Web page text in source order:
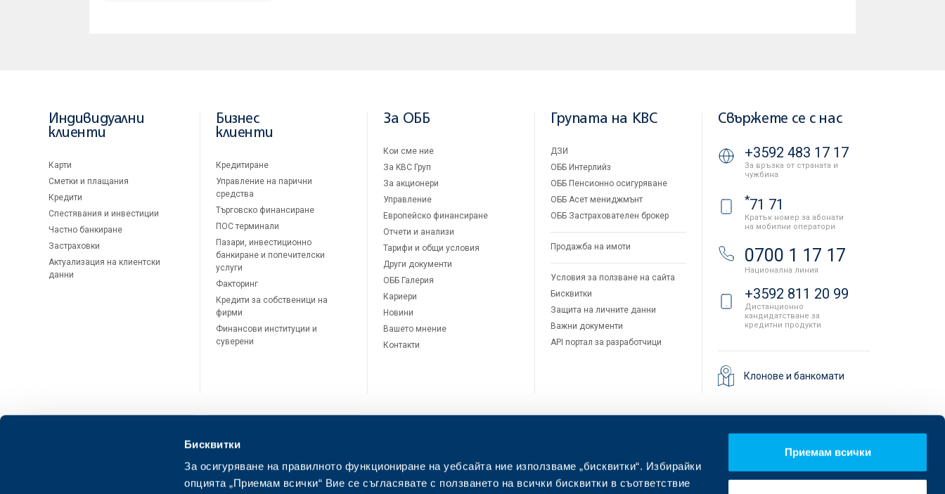
Бисквитки
За осигуряване на правилното функциониране на уебсайта ние използваме „бисквитки“. Избирайки
опцията „Приемам всички“ Вие се съгласявате с ползването на всички бисквитки в съответствие
Приемам всички
Индивидуални
клиенти
Карти
Сметки и плащания
Кредити
Спестявания и инвестиции
Частно банкиране
Застраховки
Актуализация на клиентски
данни
Бизнес
клиенти
Кредитиране
Управление на парични
средства
Търговско финансиране
ПОС терминали
Пазари, инвестиционно
банкиране и попечителски
услуги
Факторинг
Кредити за собственици на
фирми
Финансови институции и
суверени
За ОББ
Кои сме ние
За KBC Груп
За акционери
Управление
Европейско финансиране
Отчети и анализи
Тарифи и общи условия
Други документи
ОББ Галерия
Кариери
Новини
Вашето мнение
Контакти
Групата на KBC
ДЗИ
ОББ Интерлийз
ОББ Пенсионно осигуряване
ОББ Асет мениджмънт
ОББ Застрахователен брокер
Продажба на имоти
Условия за ползване на сайта
Бисквитки
Защита на личните данни
Важни документи
API портал за разработчици
Свържете се с нас
+3592 483 17 17
За връзка от страната и
чужбина
*71 71
Кратък номер за абонати
на мобилни оператори
0700 1 17 17
Национална линия
+3592 811 20 99
Дистанционно
кандидатстване за
кредитни продукти
Клонове и банкомати
ОББ Мобайл